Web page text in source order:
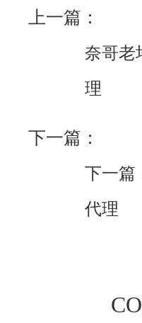
上一篇：
奈哥老
理
下一篇：
下一篇
代理